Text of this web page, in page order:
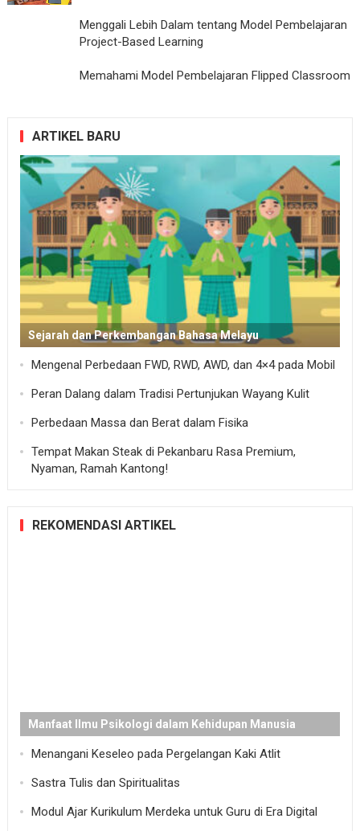
Menggali Lebih Dalam tentang Model Pembelajaran
Project-Based Learning
Memahami Model Pembelajaran Flipped Classroom
ARTIKEL BARU
Sejarah dan Perkembangan Bahasa Melayu
Mengenal Perbedaan FWD, RWD, AWD, dan 4×4 pada Mobil
Peran Dalang dalam Tradisi Pertunjukan Wayang Kulit
Perbedaan Massa dan Berat dalam Fisika
Tempat Makan Steak di Pekanbaru Rasa Premium,
Nyaman, Ramah Kantong!
REKOMENDASI ARTIKEL
Manfaat Ilmu Psikologi dalam Kehidupan Manusia
Menangani Keseleo pada Pergelangan Kaki Atlit
Sastra Tulis dan Spiritualitas
Modul Ajar Kurikulum Merdeka untuk Guru di Era Digital